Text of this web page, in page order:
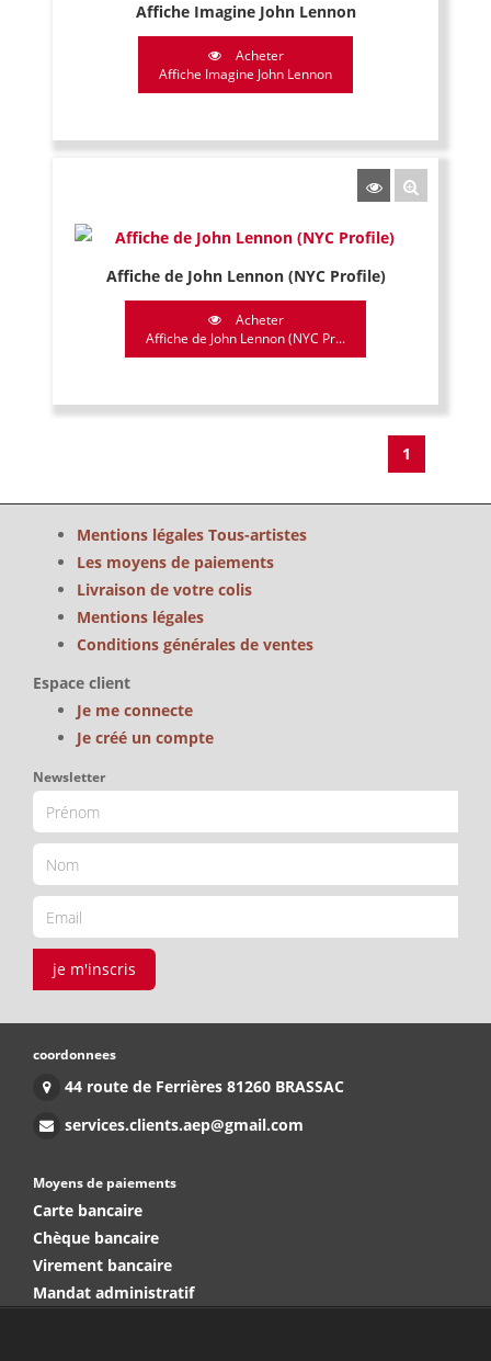
Affiche Imagine John Lennon
Acheter
Affiche Imagine John Lennon
Affiche de John Lennon (NYC Profile)
Acheter
Affiche de John Lennon (NYC Pr...
1
Mentions légales Tous-artistes
Les moyens de paiements
Livraison de votre colis
Mentions légales
Conditions générales de ventes
Espace client
Je me connecte
Je créé un compte
Newsletter
je m'inscris
coordonnees
44 route de Ferrières 81260 BRASSAC
services.clients.aep@gmail.com
Moyens de paiements
Carte bancaire
Chèque bancaire
Virement bancaire
Mandat administratif